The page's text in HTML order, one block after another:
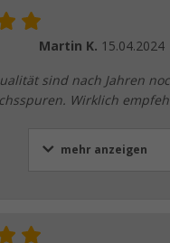
(49)
ab4,99€UVP
Martin K. 15.04.2024
sind nach Jahren
Wirklich
mehr anzeigen